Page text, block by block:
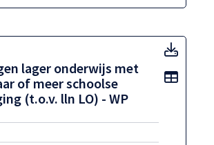
lager onderwijs met
of meer schoolse
(t.o.v. lln LO) - WP
Toon